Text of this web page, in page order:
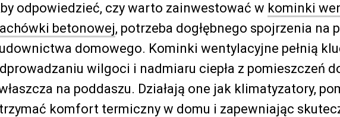
odpowiedzieć, czy warto zainwestować w kominki
betonowej, potrzeba dogłębnego spojrzenia na
domowego. Kominki wentylacyjne pełnią
wilgoci i nadmiaru ciepła z pomieszczeń
na poddaszu. Działają one jak klimatyzatory,
komfort termiczny w domu i zapewniając